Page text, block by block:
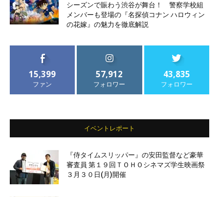
シーズンで賑わう渋谷が舞台！ 警察学校組
メンバーも登場の『名探偵コナン ハロウィン
の花嫁』の魅力を徹底解説
15,399
ファン
57,912
フォロワー
43,835
フォロワー
イベントレポート
『侍タイムスリッパー』の安田監督など豪華
審査員 第１９回ＴＯＨＯシネマズ学生映画祭
３月３０日(月)開催